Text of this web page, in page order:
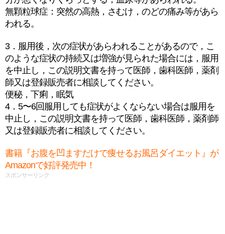
無顆粒球症：突然の高熱，さむけ，のどの痛み等があら
われる。
3．服用後，次の症状があらわれることがあるので，こ
のような症状の持続又は増強が見られた場合には，服用
を中止し，この説明文書を持って医師，歯科医師，薬剤
師又は登録販売者に相談してください。
便秘，下痢，眠気
4．5〜6回服用しても症状がよくならない場合は服用を
中止し，この説明文書を持って医師，歯科医師，薬剤師
又は登録販売者に相談してください。
書籍『お腹を凹ますだけで痩せるお風呂ダイエット』が
Amazonで好評発売中！
スポンサーリンク